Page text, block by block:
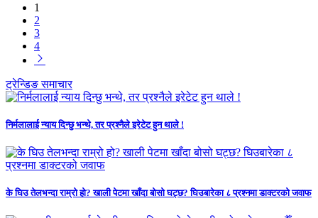
1
2
3
4
ट्रेन्डिङ समाचार
निर्मलालाई न्याय दिन्छु भन्थे, तर प्रश्नैले इरेटेट हुन थाले !
के घिउ तेलभन्दा राम्रो हो? खाली पेटमा खाँदा बोसो घट्छ? घिउबारेका ८ प्रश्नमा डाक्टरको जवाफ